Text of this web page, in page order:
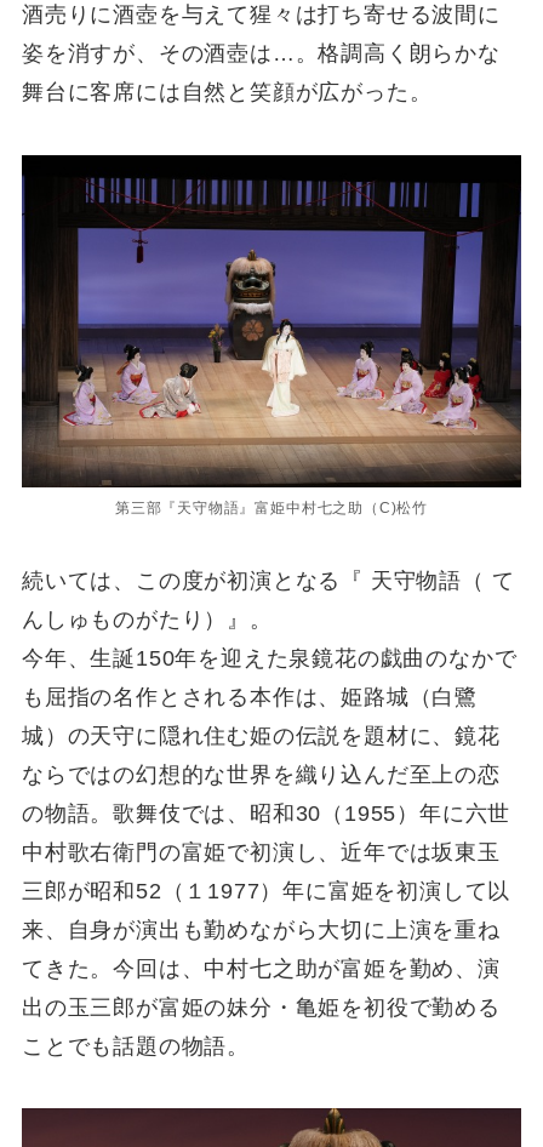
酒売りに酒壺を与えて猩々は打ち寄せる波間に
姿を消すが、その酒壺は…。格調高く朗らかな
舞台に客席には自然と笑顔が広がった。
第三部『天守物語』富姫中村七之助（C)松竹
続いては、この度が初演となる『 天守物語（ て
んしゅものがたり）』。
今年、生誕150年を迎えた泉鏡花の戯曲のなかで
も屈指の名作とされる本作は、姫路城（白鷺
城）の天守に隠れ住む姫の伝説を題材に、鏡花
ならではの幻想的な世界を織り込んだ至上の恋
の物語。歌舞伎では、昭和30（1955）年に六世
中村歌右衛門の富姫で初演し、近年では坂東玉
三郎が昭和52（１1977）年に富姫を初演して以
来、自身が演出も勤めながら大切に上演を重ね
てきた。今回は、中村七之助が富姫を勤め、演
出の玉三郎が富姫の妹分・亀姫を初役で勤める
ことでも話題の物語。